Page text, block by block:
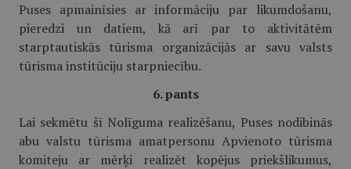
Puses apmainīsies ar informāciju par likumdošanu,
pieredzi un datiem, kā arī par to aktivitātēm
starptautiskās tūrisma organizācijās ar savu valsts
tūrisma institūciju starpniecību.
6. pants
Lai sekmētu šī Nolīguma realizēšanu, Puses nodibinās
abu valstu tūrisma amatpersonu Apvienoto tūrisma
komiteju ar mērķi realizēt kopējus priekšlikumus,